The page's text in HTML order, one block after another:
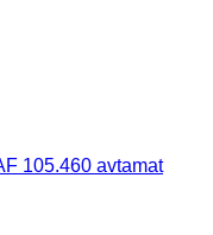
105.460 avtamat